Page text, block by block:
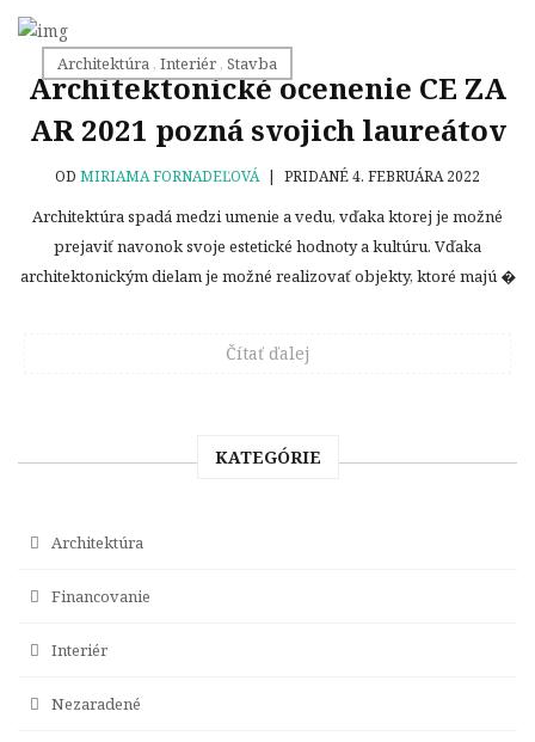
Architektúra , Interiér , Stavba
Architektonické ocenenie CE ZA
AR 2021 pozná svojich laureátov
OD MIRIAMA FORNADEĽOVÁ | PRIDANÉ 4. FEBRUÁRA 2022
Architektúra spadá medzi umenie a vedu, vďaka ktorej je možné
prejaviť navonok svoje estetické hodnoty a kultúru. Vďaka
architektonickým dielam je možné realizovať objekty, ktoré majú �
Čítať ďalej
KATEGÓRIE
Architektúra
Financovanie
Interiér
Nezaradené